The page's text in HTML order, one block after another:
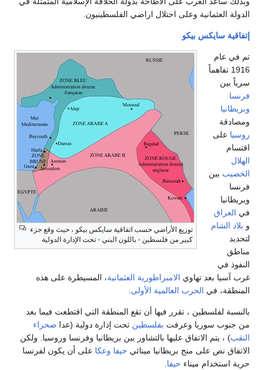
وعلى احتلال اراضي الفلسطينيون.
بيكو
توزيع الأراضي حسب اتفاقية سايكس بيكو ، حيث وقع جزء
كبير من فلسطين - باللون البني - تحت الإدارة الدولية
بعد تهاويالامبراطورية العثمانية، المسيطرة على هذه
فيالحرب العالمية الأولى.
، تقرر فيها أن تقع المنطقة التي اقتطعت فيما بعد
سوريا وعرفتبفلسطينتحت إدارة دولية (عدا صحراء
الاتفاق عليها بالتشاور بين بريطانيا وفرنسا وروسيا. ولكن
على منح بريطانيا مينائي حيفا وعكاعلى أن يكون لفرنسا
ميناءحيفا.